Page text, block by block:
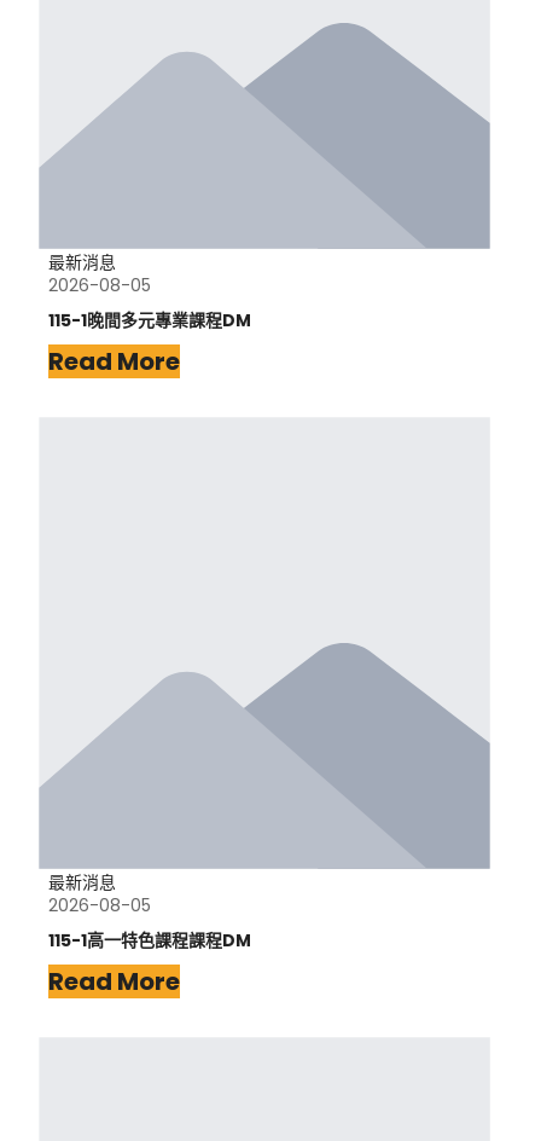
最新消息
2026-08-05
115-1晚間多元專業課程DM
Read More
最新消息
2026-08-05
115-1高一特色課程課程DM
Read More